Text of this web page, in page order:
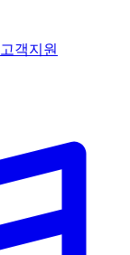
고객지원